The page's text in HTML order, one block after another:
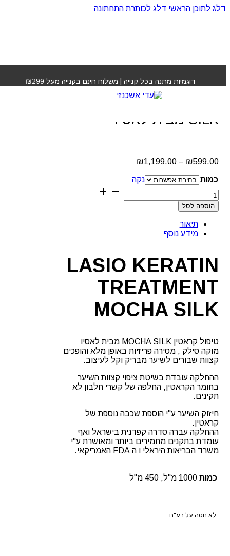
דלג לתוכן הראשי דלג לכותרת התחתונה
דוגמיות מתנה בכל קנייה | משלוח חינם בקנייה מעל ₪299
טיפול קראטין MOCHA
SILK מבית לאסיו
₪599.00
–
₪1,199.00
עד
⁦₪1,199.00⁩
כמות
נקה
כמות
של
טיפול
MOCHA
SILK
הוספה לסל
תיאור
מידע נוסף
LASIO KERATIN
TREATMENT
MOCHA SILK
טיפול קראטין MOCHA SILK מבית לאסיו
מוקה סילק , מסירה פריזיות באופן מלא והופכים
קצוות שבורים לשיער מבריק וקל לעיצוב.
ההחלקה עובדת בשיטת ציפוי קצוות השיער
בחומר הקראטין, החלפה של קשרי חלבון לא
תקינים.
חיזוק השיער ע"י הוספת שכבה נוספת של
קראטין.
ההחלקה עברה סדרה קפדנית בישראל ואף
עומדת בתקנים מחמירים ביותר ומאושרת ע"י
משרד הבריאות היראלי ו ה FDA האמריקאי.
כמות 1000 מ"ל, 450 מ"ל
לא נוסה על בע"ח